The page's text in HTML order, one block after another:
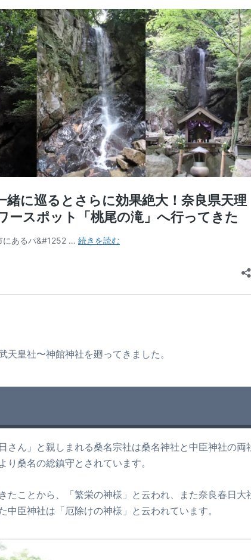
天皇社〜神館神社を廻ってきました。
さん」と親しまれる桑名宗社は桑名神社と中臣神社の両
り桑名の総鎮守とされています。
たことから、「繁栄の神様」と云われ、また奈良春日大
中臣神社は「厄除けの神様」と云われています。